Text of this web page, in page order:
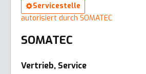
Servicestelle
autorisiert durch SOMATEC
SOMATEC
Vertrieb, Service